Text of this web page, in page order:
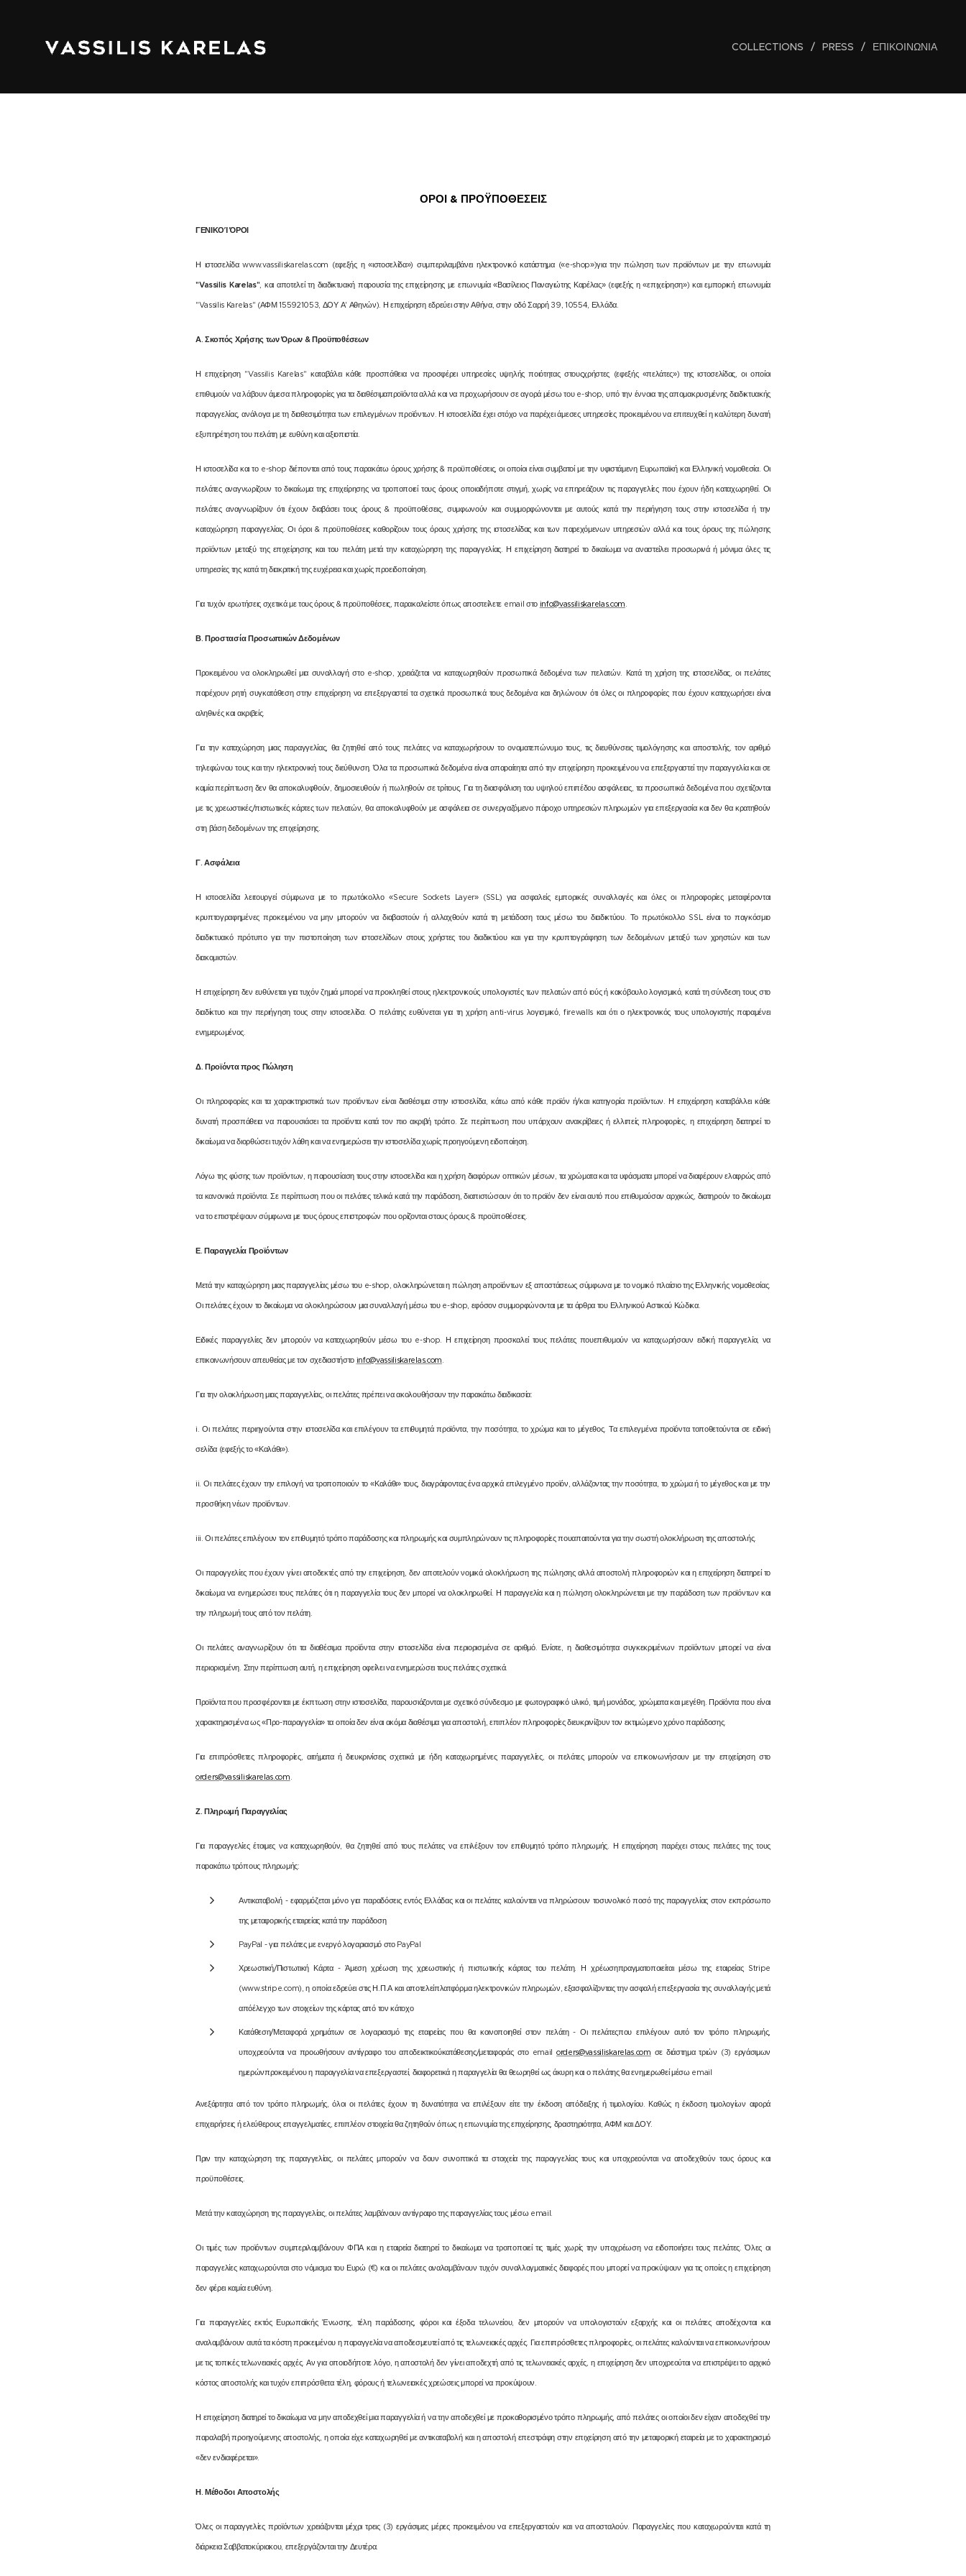
COLLECTIONS PRESS ΕΠΙΚΟΙΝΩΝΊΑ
ΟΡΟΙ & ΠΡΟΫΠΟΘΕΣΕΙΣ
ΓΕΝΙΚΟΊ ΌΡΟΙ
Η ιστοσελίδα www.vassiliskarelas.com (εφεξής η «ιστοσελίδα») συμπεριλαμβάνει ηλεκτρονικό κατάστημα («e-shop»)για την πώληση των προϊόντων με την επωνυμία
"Vassilis Karelas", και αποτελεί τη διαδικτυακή παρουσία της επιχείρησης με επωνυμία «Βασίλειος Παναγιώτης Καρέλας» (εφεξής η «επιχείρηση») και εμπορική επωνυμία
"Vassilis Karelas" (ΑΦΜ 155921053, ΔΟΥ Α' Αθηνών). Η επιχείρηση εδρεύει στην Αθήνα, στην οδό Σαρρή 39, 10554, Ελλάδα.
Α.Σκοπός Χρήσης των Όρων & Προϋποθέσεων
Η επιχείρηση "Vassilis Karelas" καταβάλει κάθε προσπάθεια να προσφέρει υπηρεσίες υψηλής ποιότητας στουςχρήστες (εφεξής «πελάτες») της ιστοσελίδας, οι οποίοι
επιθυμούν να λάβουν άμεσα πληροφορίες για τα διαθέσιμαπροϊόντα αλλά και να προχωρήσουν σε αγορά μέσω του e-shop, υπό την έννοια της απομακρυσμένης διαδικτυακής
παραγγελίας, ανάλογα με τη διαθεσιμότητα των επιλεγμένων προϊόντων. Η ιστοσελίδα έχει στόχο να παρέχει άμεσες υπηρεσίες προκειμένου να επιτευχθεί η καλύτερη δυνατή
εξυπηρέτηση του πελάτη με ευθύνη και αξιοπιστία.
Η ιστοσελίδα και το e-shop διέπονται από τους παρακάτω όρους χρήσης & προϋποθέσεις, οι οποίοι είναι συμβατοί με την υφιστάμενη Ευρωπαϊκή και Ελληνική νομοθεσία. Οι
πελάτες αναγνωρίζουν το δικαίωμα της επιχείρησης να τροποποιεί τους όρους οποιαδήποτε στιγμή, χωρίς να επηρεάζουν τις παραγγελίες που έχουν ήδη καταχωρηθεί. Οι
πελάτες αναγνωρίζουν ότι έχουν διαβάσει τους όρους & προϋποθέσεις, συμφωνούν και συμμορφώνονται με αυτούς κατά την περιήγηση τους στην ιστοσελίδα ή την
καταχώρηση παραγγελίας. Οι όροι & προϋποθέσεις καθορίζουν τους όρους χρήσης της ιστοσελίδας και των παρεχόμενων υπηρεσιών αλλά και τους όρους της πώλησης
προϊόντων μεταξύ της επιχείρησης και του πελάτη μετά την καταχώρηση της παραγγελίας. Η επιχείρηση διατηρεί το δικαίωμα να αναστείλει προσωρινά ή μόνιμα όλες τις
υπηρεσίες της κατά τη διακριτική της ευχέρεια και χωρίς προειδοποίηση.
Για τυχόν ερωτήσεις σχετικά με τους όρους & προϋποθέσεις, παρακαλείστε όπως αποστείλετε email στο info@vassiliskarelas.com.
Β.ΠροστασίαΠροσωπικώνΔεδομένων
Προκειμένου να ολοκληρωθεί μια συναλλαγή στο e-shop, χρειάζεται να καταχωρηθούν προσωπικά δεδομένα των πελατών. Κατά τη χρήση της ιστοσελίδας, οι πελάτες
παρέχουν ρητή συγκατάθεση στην επιχείρηση να επεξεργαστεί τα σχετικά προσωπικά τους δεδομένα και δηλώνουν ότι όλες οι πληροφορίες που έχουν καταχωρήσει είναι
αληθινές και ακριβείς.
Για την καταχώρηση μιας παραγγελίας, θα ζητηθεί από τους πελάτες να καταχωρήσουν το ονοματεπώνυμο τους, τις διευθύνσεις τιμολόγησης και αποστολής, τον αριθμό
τηλεφώνου τους και την ηλεκτρονική τους διεύθυνση. Όλα τα προσωπικά δεδομένα είναι απαραίτητα από την επιχείρηση προκειμένου να επεξεργαστεί την παραγγελία και σε
καμία περίπτωση δεν θα αποκαλυφθούν, δημοσιευθούν ή πωληθούν σε τρίτους. Για τη διασφάλιση του υψηλού επιπέδου ασφάλειας, τα προσωπικά δεδομένα που σχετίζονται
με τις χρεωστικές/πιστωτικές κάρτες των πελατών, θα αποκαλυφθούν με ασφάλεια σε συνεργαζόμενο πάροχο υπηρεσιών πληρωμών για επεξεργασία και δεν θα κρατηθούν
στη βάση δεδομένων της επιχείρησης.
Γ.Ασφάλεια
Η ιστοσελίδα λειτουργεί σύμφωνα με το πρωτόκολλο «Secure Sockets Layer» (SSL) για ασφαλείς εμπορικές συναλλαγές και όλες οι πληροφορίες μεταφέρονται
κρυπτογραφημένες προκειμένου να μην μπορούν να διαβαστούν ή αλλαχθούν κατά τη μετάδοση τους μέσω του διαδικτύου. Το πρωτόκολλο SSL είναι το παγκόσμιο
διαδικτυακό πρότυπο για την πιστοποίηση των ιστοσελίδων στους χρήστες του διαδικτύου και για την κρυπτογράφηση των δεδομένων μεταξύ των χρηστών και των
διακομιστών.
Η επιχείρηση δεν ευθύνεται για τυχόν ζημιά μπορεί να προκληθεί στους ηλεκτρονικούς υπολογιστές των πελατών από ιούς ή κακόβουλο λογισμικό, κατά τη σύνδεση τους στο
διαδίκτυο και την περιήγηση τους στην ιστοσελίδα. Ο πελάτης ευθύνεται για τη χρήση anti-virus λογισμικό, firewalls και ότι ο ηλεκτρονικός τους υπολογιστής παραμένει
ενημερωμένος.
Δ.Προϊόντα προς Πώληση
Οι πληροφορίες και τα χαρακτηριστικά των προϊόντων είναι διαθέσιμα στην ιστοσελίδα, κάτω από κάθε προϊόν ή/και κατηγορία προϊόντων. Η επιχείρηση καταβάλλει κάθε
δυνατή προσπάθεια να παρουσιάσει τα προϊόντα κατά τον πιο ακριβή τρόπο. Σε περίπτωση που υπάρχουν ανακρίβειες ή ελλιπείς πληροφορίες, η επιχείρηση διατηρεί το
δικαίωμα να διορθώσει τυχόν λάθη και να ενημερώσει την ιστοσελίδα χωρίς προηγούμενη ειδοποίηση.
Λόγω της φύσης των προϊόντων, η παρουσίαση τους στην ιστοσελίδα και η χρήση διαφόρων οπτικών μέσων, τα χρώματα και τα υφάσματα μπορεί να διαφέρουν ελαφρώς από
τα κανονικά προϊόντα. Σε περίπτωση που οι πελάτες τελικά κατά την παράδοση, διαπιστώσουν ότι το προϊόν δεν είναι αυτό που επιθυμούσαν αρχικώς, διατηρούν το δικαίωμα
να το επιστρέψουν σύμφωνα με τους όρους επιστροφών που ορίζονται στους όρους & προϋποθέσεις.
Ε.Παραγγελία Προϊόντων
Μετά την καταχώρηση μιας παραγγελίας μέσω του e-shop, ολοκληρώνεται η πώληση aπροϊόντων εξ αποστάσεως σύμφωνα με το νομικό πλαίσιο της Ελληνικής νομοθεσίας.
Οι πελάτες έχουν το δικαίωμα να ολοκληρώσουν μια συναλλαγή μέσω του e-shop, εφόσον συμμορφώνονται με τα άρθρα του Ελληνικού Αστικού Κώδικα.
Ειδικές παραγγελίες δεν μπορούν να καταχωρηθούν μέσω του e-shop. Η επιχείρηση προσκαλεί τους πελάτες πουεπιθυμούν να καταχωρήσουν ειδική παραγγελία, να
επικοινωνήσουν απευθείας με τον σχεδιαστήστο info@vassiliskarelas.com.
Για την ολοκλήρωση μιας παραγγελίας, οι πελάτες πρέπει να ακολουθήσουν την παρακάτω διαδικασία:
i. Οι πελάτες περιηγούνται στην ιστοσελίδα και επιλέγουν τα επιθυμητά προϊόντα, την ποσότητα, το χρώμα και το μέγεθος. Τα επιλεγμένα προϊόντα τοποθετούνται σε ειδική
σελίδα (εφεξής το «Καλάθι»).
ii. Οι πελάτες έχουν την επιλογή να τροποποιούν το «Καλάθι» τους, διαγράφοντας ένα αρχικά επιλεγμένο προϊόν, αλλάζοντας την ποσότητα, το χρώμα ή το μέγεθος και με την
προσθήκη νέων προϊόντων.
iii. Οι πελάτες επιλέγουν τον επιθυμητό τρόπο παράδοσης και πληρωμής και συμπληρώνουν τις πληροφορίες πουαπαιτούνται για την σωστή ολοκλήρωση της αποστολής.
Οι παραγγελίες που έχουν γίνει αποδεκτές από την επιχείρηση, δεν αποτελούν νομικά ολοκλήρωση της πώλησης αλλά αποστολή πληροφοριών και η επιχείρηση διατηρεί το
δικαίωμα να ενημερώσει τους πελάτες ότι η παραγγελία τους δεν μπορεί να ολοκληρωθεί. Η παραγγελία και η πώληση ολοκληρώνεται με την παράδοση των προϊόντων και
την πληρωμή τους από τον πελάτη.
Οι πελάτες αναγνωρίζουν ότι τα διαθέσιμα προϊόντα στην ιστοσελίδα είναι περιορισμένα σε αριθμό. Ενίοτε, η διαθεσιμότητα συγκεκριμένων προϊόντων μπορεί να είναι
περιορισμένη. Στην περίπτωση αυτή, η επιχείρηση οφείλει να ενημερώσει τους πελάτες σχετικά.
Προϊόντα που προσφέρονται με έκπτωση στην ιστοσελίδα, παρουσιάζονται με σχετικό σύνδεσμο με φωτογραφικό υλικό, τιμή μονάδος, χρώματα και μεγέθη. Προϊόντα που είναι
χαρακτηρισμένα ως «Προ-παραγγελία» τα οποία δεν είναι ακόμα διαθέσιμα για αποστολή, επιπλέον πληροφορίες διευκρινίζουν τον εκτιμώμενο χρόνο παράδοσης.
Για επιπρόσθετες πληροφορίες, αιτήματα ή διευκρινίσεις σχετικά με ήδη καταχωρημένες παραγγελίες, οι πελάτες μπορούν να επικοινωνήσουν με την επιχείρηση στο
orders@vassiliskarelas.com.
Ζ.Πληρωμή Παραγγελίας
Για παραγγελίες έτοιμες να καταχωρηθούν, θα ζητηθεί από τους πελάτες να επιλέξουν τον επιθυμητό τρόπο πληρωμής. Η επιχείρηση παρέχει στους πελάτες της τους
παρακάτω τρόπους πληρωμής:
Αντικαταβολή - εφαρμόζεται μόνο για παραδόσεις εντός Ελλάδας και οι πελάτες καλούνται να πληρώσουν τοσυνολικό ποσό της παραγγελίας στον εκπρόσωπο
της μεταφορικής εταιρείας κατά την παράδοση
PayPal - για πελάτες με ενεργό λογαριασμό στο PayPal
Χρεωστική/Πιστωτική Κάρτα - Άμεση χρέωση της χρεωστικής ή πιστωτικής κάρτας του πελάτη. Η χρέωσηπραγματοποιείται μέσω της εταιρείας Stripe
(www.stripe.com), η οποία εδρεύει στις Η.Π.Α και αποτελείπλατφόρμα ηλεκτρονικών πληρωμών, εξασφαλίζοντας την ασφαλή επεξεργασία της συναλλαγής μετά
απόέλεγχο των στοιχείων της κάρτας από τον κάτοχο
Κατάθεση/Μεταφορά χρημάτων σε λογαριασμό της εταιρείας που θα κοινοποιηθεί στον πελάτη - Οι πελάτεςπου επιλέγουν αυτό τον τρόπο πληρωμής,
υποχρεούνται να προωθήσουν αντίγραφο του αποδεικτικούκατάθεσης/μεταφοράς στο email orders@vassiliskarelas.com σε διάστημα τριών (3) εργάσιμων
ημερώνπροκειμένου η παραγγελία να επεξεργαστεί, διαφορετικά η παραγγελία θα θεωρηθεί ως άκυρη και ο πελάτης θα ενημερωθεί μέσω email
Ανεξάρτητα από τον τρόπο πληρωμής, όλοι οι πελάτες έχουν τη δυνατότητα να επιλέξουν είτε την έκδοση απόδειξης ή τιμολογίου. Καθώς η έκδοση τιμολογίων αφορά
επιχειρήσεις ή ελεύθερους επαγγελματίες, επιπλέον στοιχεία θα ζητηθούν όπως η επωνυμία της επιχείρησης, δραστηριότητα, ΑΦΜ και ΔΟΥ.
Πριν την καταχώρηση της παραγγελίας, οι πελάτες μπορούν να δουν συνοπτικά τα στοιχεία της παραγγελίας τους και υποχρεούνται να αποδεχθούν τους όρους και
προϋποθέσεις.
Μετά την καταχώρηση της παραγγελίας, οι πελάτες λαμβάνουν αντίγραφο της παραγγελίας τους μέσω email.
Οι τιμές των προϊόντων συμπεριλαμβάνουν ΦΠΑ και η εταιρεία διατηρεί το δικαίωμα να τροποποιεί τις τιμές χωρίς την υποχρέωση να ειδοποιήσει τους πελάτες. Όλες οι
παραγγελίες καταχωρούνται στο νόμισμα του Ευρώ (€) και οι πελάτες αναλαμβάνουν τυχόν συναλλαγματικές διαφορές που μπορεί να προκύψουν για τις οποίες η επιχείρηση
δεν φέρει καμία ευθύνη.
Για παραγγελίες εκτός Ευρωπαϊκής Ένωσης, τέλη παράδοσης, φόροι και έξοδα τελωνείου, δεν μπορούν να υπολογιστούν εξαρχής και οι πελάτες αποδέχονται και
αναλαμβάνουν αυτά τα κόστη προκειμένου η παραγγελία να αποδεσμευτεί από τις τελωνειακές αρχές. Για επιπρόσθετες πληροφορίες, οι πελάτες καλούνται να επικοινωνήσουν
με τις τοπικές τελωνειακές αρχές. Αν για οποιοδήποτε λόγο, η αποστολή δεν γίνει αποδεχτή από τις τελωνειακές αρχές, η επιχείρηση δεν υποχρεούται να επιστρέψει το αρχικό
κόστος αποστολής και τυχόν επιπρόσθετα τέλη, φόρους ή τελωνειακές χρεώσεις μπορεί να προκύψουν.
Η επιχείρηση διατηρεί το δικαίωμα να μην αποδεχθεί μια παραγγελία ή να την αποδεχθεί με προκαθορισμένο τρόπο πληρωμής, από πελάτες οι οποίοι δεν είχαν αποδεχθεί την
παραλαβή προηγούμενης αποστολής, η οποία είχε καταχωρηθεί με αντικαταβολή και η αποστολή επεστράφη στην επιχείρηση από την μεταφορική εταιρεία με το χαρακτηρισμό
«δεν ενδιαφέρεται».
Η.Μέθοδοι Αποστολής
Όλες οι παραγγελίες προϊόντων χρειάζονται μέχρι τρεις (3) εργάσιμες μέρες προκειμένου να επεξεργαστούν και να αποσταλούν. Παραγγελίες που καταχωρούνται κατά τη
διάρκεια Σαββατοκύριακου, επεξεργάζονται την Δευτέρα.